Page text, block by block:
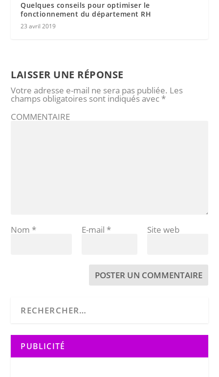
Quelques conseils pour optimiser le
fonctionnement du département RH
23 avril 2019
LAISSER UNE RÉPONSE
Votre adresse e-mail ne sera pas publiée. Les
champs obligatoires sont indiqués avec*
COMMENTAIRE
Nom* E-mail * Site web
PUBLICITÉ